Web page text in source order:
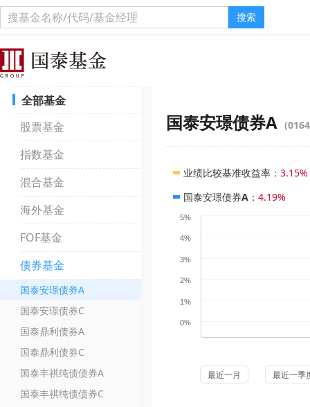
搜索
全部基金
股票基金
指数基金
混合基金
海外基金
FOF基金
债券基金
国泰安璟债券A
国泰安璟债券C
国泰鼎利债券A
国泰鼎利债券C
国泰丰祺纯债债券A
国泰丰祺纯债债券C
国泰安璟债券A
业绩比较基准收益率 ： 3.15%
国泰安璟债券A ： 4.19%
0%
1%
2%
3%
4%
5%
最近一月 最近一季